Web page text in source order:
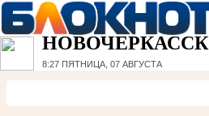
НОВОЧЕРКАССК
8:27 ПЯТНИЦА, 07 АВГУСТА